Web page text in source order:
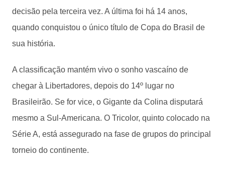
decisão pela terceira vez. A última foi há 14 anos,
quando conquistou o único título de Copa do Brasil de
sua história.
A classificação mantém vivo o sonho vascaíno de
chegar à Libertadores, depois do 14º lugar no
Brasileirão. Se for vice, o Gigante da Colina disputará
mesmo a Sul-Americana. O Tricolor, quinto colocado na
Série A, está assegurado na fase de grupos do principal
torneio do continente.